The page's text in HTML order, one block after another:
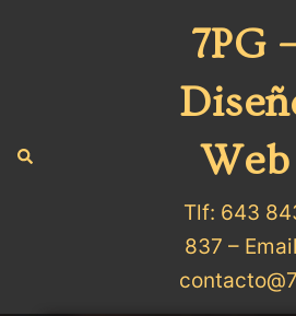
7PG
Web
Tlf: 643
837 –